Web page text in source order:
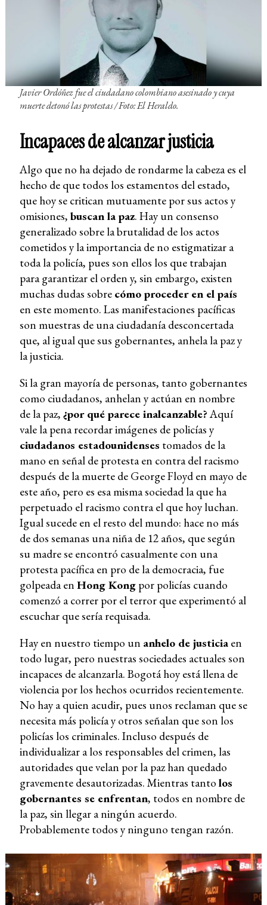
Javier Ordóñez fue el ciudadano colombiano asesinado y cuya
muerte detonó las protestas /Foto: El Heraldo.
Incapaces de alcanzar justicia
Algo que no ha dejado de rondarme la cabeza es el
hecho de que todos los estamentos del estado,
que hoy se critican mutuamente por sus actos y
omisiones, buscan la paz. Hay un consenso
generalizado sobre la brutalidad de los actos
cometidos y la importancia de no estigmatizar a
toda la policía, pues son ellos los que trabajan
para garantizar el orden y, sin embargo, existen
muchas dudas sobre cómo proceder en el país
en este momento. Las manifestaciones pacíficas
son muestras de una ciudadanía desconcertada
que, al igual que sus gobernantes, anhela la paz y
la justicia.
Si la gran mayoría de personas, tanto gobernantes
como ciudadanos, anhelan y actúan en nombre
de la paz, ¿por qué parece inalcanzable?Aquí
vale la pena recordar imágenes de policías y
ciudadanos estadounidenses tomados de la
mano en señal de protesta en contra del racismo
después de la muerte de George Floyd en mayo de
este año, pero es esa misma sociedad la que ha
perpetuado el racismo contra el que hoy luchan.
Igual sucede en el resto del mundo: hace no más
de dos semanas una niña de 12 años, que según
su madre se encontró casualmente con una
protesta pacífica en pro de la democracia, fue
golpeada en Hong Kongpor policías cuando
comenzó a correr por el terror que experimentó al
escuchar que sería requisada.
Hay en nuestro tiempo un anhelo de justiciaen
todo lugar, pero nuestras sociedades actuales son
incapaces de alcanzarla. Bogotá hoy está llena de
violencia por los hechos ocurridos recientemente.
No hay a quien acudir, pues unos reclaman que se
necesita más policía y otros señalan que son los
policías los criminales. Incluso después de
individualizar a los responsables del crimen, las
autoridades que velan por la paz han quedado
gravemente desautorizadas. Mientras tanto los
gobernantes se enfrentan, todos en nombre de
la paz, sin llegar a ningún acuerdo.
Probablemente todos y ninguno tengan razón.